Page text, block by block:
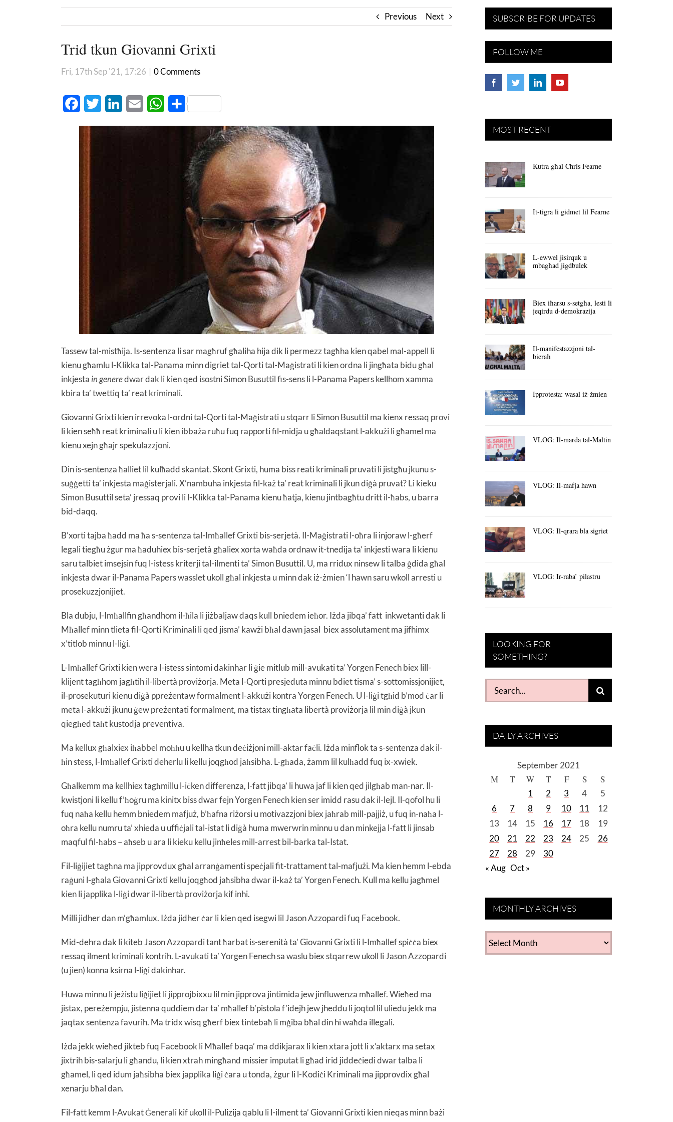
Previous Next
Trid tkun Giovanni Grixti
Fri, 17th Sep '21, 17:26 | 0 Comments
FacebookTwitter LinkedInEmail WhatsApp
Share
Tassew tal-mistħija. Is-sentenza li sar magħruf għaliha hija dik li permezz tagħha kien qabel mal-appell li
kienu għamlu l-Klikka tal-Panama minn digriet tal-Qorti tal-Maġistrati li kien ordna li jingħata bidu għal
inkjesta in generedwar dak li kien qed isostni Simon Busuttil fis-sens li l-Panama Papers kellhom xamma
kbira ta’ twettiq ta’ reat kriminali.
Giovanni Grixti kien irrevoka l-ordni tal-Qorti tal-Maġistrati u stqarr li Simon Busuttil ma kienx ressaq provi
li kien seħħ reat kriminali u li kien ibbaża ruħu fuq rapporti fil-midja u għaldaqstant l-akkużi li għamel ma
kienu xejn għajr spekulazzjoni.
Din is-sentenza ħalliet lil kulħadd skantat. Skont Grixti, huma biss reati kriminali pruvati li jistgħu jkunu s-
suġġetti ta’ inkjesta maġisterjali. X’nambuha inkjesta fil-każ ta’ reat kriminali li jkun diġà pruvat? Li kieku
Simon Busuttil seta’ jressaq provi li l-Klikka tal-Panama kienu ħatja, kienu jintbagħtu dritt il-ħabs, u barra
bid-daqq.
B’xorti tajba ħadd ma ħa s-sentenza tal-Imħallef Grixti bis-serjetà. Il-Maġistrati l-oħra li injoraw l-għerf
legali tiegħu żgur ma ħaduhiex bis-serjetà għaliex xorta waħda ordnaw it-tnedija ta’ inkjesti wara li kienu
saru talbiet imsejsin fuq l-istess kriterji tal-ilmenti ta’ Simon Busuttil. U, ma rridux ninsew li talba ġdida għal
inkjesta dwar il-Panama Papers wasslet ukoll għal inkjesta u minn dak iż-żmien ‘l hawn saru wkoll arresti u
prosekuzzjonijiet.
Bla dubju, l-Imħallfin għandhom il-ħila li jiżbaljaw daqs kull bniedem ieħor. Iżda jibqa’ fatt inkwetanti dak li
Mħallef minn tlieta fil-Qorti Kriminali li qed jisma’ kawżi bħal dawn jasal biex assolutament ma jifhimx
x’titlob minnu l-liġi.
L-Imħallef Grixti kien wera l-istess sintomi dakinhar li ġie mitlub mill-avukati ta’ Yorgen Fenech biex lill-
klijent tagħhom jagħtih il-libertà proviżorja. Meta l-Qorti presjeduta minnu bdiet tisma’ s-sottomissjonijiet,
il-prosekuturi kienu diġà ppreżentaw formalment l-akkużi kontra Yorgen Fenech. U l-liġi tgħid b’mod ċar li
meta l-akkużi jkunu ġew preżentati formalment, ma tistax tingħata libertà proviżorja lil min diġà jkun
qiegħed taħt kustodja preventiva.
Ma kellux għalxiex iħabbel moħħu u kellha tkun deċiżjoni mill-aktar faċli. Iżda minflok ta s-sentenza dak il-
ħin stess, l-Imħallef Grixti deherlu li kellu joqgħod jaħsibha. L-għada, żamm lil kulħadd fuq ix-xwiek.
Għalkemm ma kellhiex tagħmillu l-iċken differenza, l-fatt jibqa’ li huwa jaf li kien qed jilgħab man-nar. Il-
kwistjoni li kellu f’ħoġru ma kinitx biss dwar fejn Yorgen Fenech kien ser imidd rasu dak il-lejl. Il-qofol hu li
fuq naħa kellu hemm bniedem mafjuż, b’ħafna riżorsi u motivazzjoni biex jaħrab mill-pajjiż, u fuq in-naħa l-
oħra kellu numru ta’ xhieda u uffiċjali tal-istat li diġà huma mwerwrin minnu u dan minkejja l-fatt li jinsab
maqful fil-ħabs – aħseb u ara li kieku kellu jinħeles mill-arrest bil-barka tal-Istat.
Fil-liġijiet tagħna ma jipprovdux għal arranġamenti speċjali fit-trattament tal-mafjużi. Ma kien hemm l-ebda
raġuni l-għala Giovanni Grixti kellu joqgħod jaħsibha dwar il-każ ta’ Yorgen Fenech. Kull ma kellu jagħmel
kien li japplika l-liġi dwar il-libertà proviżorja kif inhi.
Milli jidher dan m’għamlux. Iżda jidher ċar li kien qed isegwi lil Jason Azzopardi fuq Facebook.
Mid-dehra dak li kiteb Jason Azzopardi tant ħarbat is-serenità ta’ Giovanni Grixti li l-Imħallef spiċċa biex
ressaq ilment kriminali kontrih. L-avukati ta’ Yorgen Fenech sa waslu biex stqarrew ukoll li Jason Azzopardi
(u jien) konna ksirna l-liġi dakinhar.
Huwa minnu li jeżistu liġijiet li jipprojbixxu lil min jipprova jintimida jew jinfluwenza mħallef. Wieħed ma
jistax, pereżempju, jistenna quddiem dar ta’ mħallef b’pistola f’idejh jew jheddu li joqtol lil uliedu jekk ma
jaqtax sentenza favurih. Ma tridx wisq għerf biex tintebaħ li mġiba bħal din hi waħda illegali.
Iżda jekk wieħed jikteb fuq Facebook li Mħallef baqa’ ma ddikjarax li kien xtara jott li x’aktarx ma setax
jixtrih bis-salarju li għandu, li kien xtrah mingħand missier imputat li għad irid jiddeċiedi dwar talba li
għamel, li qed idum jaħsibha biex japplika liġi ċara u tonda, żgur li l-Kodiċi Kriminali ma jipprovdix għal
xenarju bħal dan.
Fil-fatt kemm l-Avukat Ġenerali kif ukoll il-Pulizija qablu li l-ilment ta’ Giovanni Grixti kien nieqas minn bażi
SUBSCRIBE FOR UPDATES
FOLLOW ME
MOST RECENT
Kutra għal Chris Fearne
It-tigra li gidmet lil Fearne
L-ewwel jisirquk u
mbagħad jigdbulek
Biex iħarsu s-setgħa, lesti li
jeqirdu d-demokrazija
Il-manifestazzjoni tal-
bieraħ
Ipprotesta: wasal iż-żmien
VLOG: Il-marda tal-Maltin
VLOG: Il-mafja hawn
VLOG: Il-qrara bla sigriet
VLOG: Ir-raba’ pilastru
LOOKING FOR
SOMETHING?
Search
for:
DAILY ARCHIVES
September 2021
M T W T F S S
1 2 3 4
5
6
7 8 9 10 11
12
13
14 15 16 17 18
19
20
21 22 23 24 25
26
27
28 29
30
« Aug Oct »
MONTHLY ARCHIVES
MONTHLY
ARCHIVES